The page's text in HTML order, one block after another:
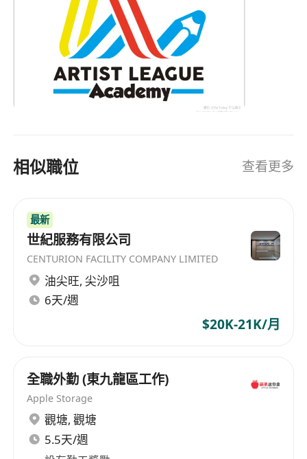
相似職位 查看更多
最新
世紀服務有限公司
CENTURION FACILITY COMPANY LIMITED
油尖旺, 尖沙咀
6天/週
$20K-21K/月
全職外勤 (東九龍區工作)
Apple Storage
觀塘, 觀塘
5.5天/週